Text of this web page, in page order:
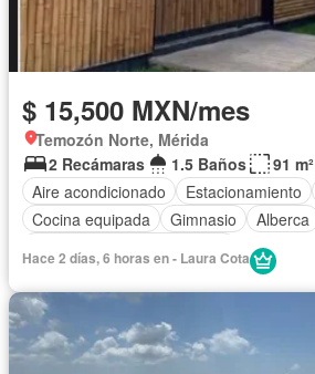
$ 15,500 MXN/mes
Temozón Norte, Mérida
2 Recámaras
1.5 Baños
91 m²
Aire acondicionado
Estacionamiento
Cocina equipada
Gimnasio
Alberca
Hace 2 días, 6 horas en - Laura Cota